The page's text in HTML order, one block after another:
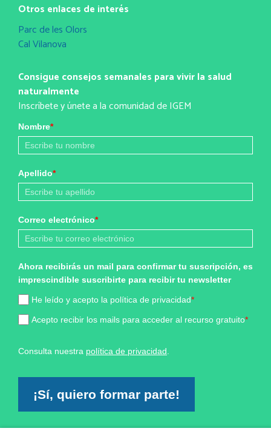
Otros enlaces de interés
Parc de les Olors
Cal Vilanova
Consigue consejos semanales para vivir la salud
naturalmente
Inscríbete y únete a la comunidad de IGEM
Nombre*
Apellido*
Correo electrónico*
Ahora recibirás un mail para confirmar tu suscripción, es
imprescindible suscribirte para recibir tu newsletter
He leído y acepto la política de privacidad*
Acepto recibir los mails para acceder al recurso gratuito*
Consulta nuestra política de privacidad
¡Sí, quiero formar parte!